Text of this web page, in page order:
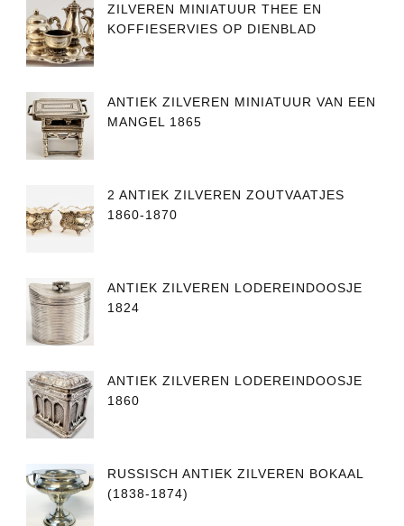
ZILVEREN MINIATUUR THEE EN
KOFFIESERVIES OP DIENBLAD
ANTIEK ZILVEREN MINIATUUR VAN EEN
MANGEL 1865
2 ANTIEK ZILVEREN ZOUTVAATJES
1860-1870
ANTIEK ZILVEREN LODEREINDOOSJE
1824
ANTIEK ZILVEREN LODEREINDOOSJE
1860
RUSSISCH ANTIEK ZILVEREN BOKAAL
(1838-1874)